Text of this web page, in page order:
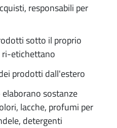
responsabili per
sotto il proprio
ri-etichettano
prodotti dall'estero
sostanze
lacche, profumi per
detergenti